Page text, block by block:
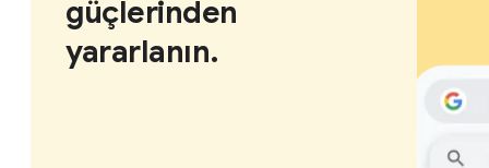
güçlerinden
yararlanın.